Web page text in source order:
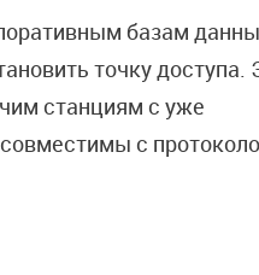
базам
точку доступа.
станциям с уже
с